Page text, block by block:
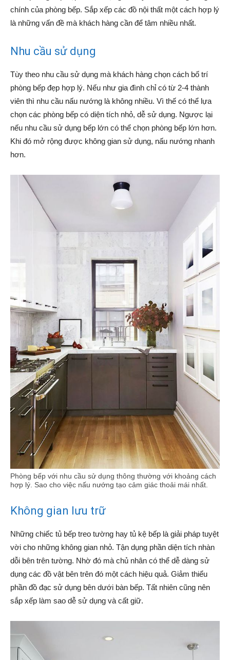
chính của phòng bếp. Sắp xếp các đồ nội thất một cách hợp lý
là những vấn đề mà khách hàng cần để tâm nhiều nhất.
Nhu cầu sử dụng
Tùy theo nhu cầu sử dụng mà khách hàng chọn cách bố trí
phòng bếp đẹp hợp lý. Nếu như gia đình chỉ có từ 2-4 thành
viên thì nhu cầu nấu nướng là không nhiều. Vì thế có thể lựa
chọn các phòng bếp có diện tích nhỏ, dễ sử dụng. Ngược lại
nếu nhu cầu sử dụng bếp lớn có thể chọn phòng bếp lớn hơn.
Khi đó mở rộng được không gian sử dụng, nấu nướng nhanh
hơn.
Phòng bếp với nhu cầu sử dụng thông thường với khoảng cách
hợp lý. Sao cho việc nấu nướng tạo cảm giác thoải mái nhất.
Không gian lưu trữ
Những chiếc tủ bếp treo tường hay tủ kệ bếp là giải pháp tuyệt
vời cho những không gian nhỏ. Tận dụng phần diện tích nhàn
dỗi bên trên tường. Nhờ đó mà chủ nhân có thể dễ dàng sử
dụng các đồ vật bên trên đó một cách hiệu quả. Giảm thiểu
phần đồ đạc sử dụng bên dưới bàn bếp. Tất nhiên cũng nên
sắp xếp làm sao dễ sử dụng và cất giữ.